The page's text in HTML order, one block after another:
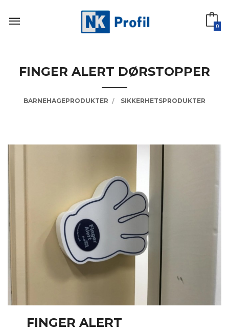
innholdet
0
FINGER ALERT DØRSTOPPER
BARNEHAGEPRODUKTER SIKKERHETSPRODUKTER
FINGER ALERT